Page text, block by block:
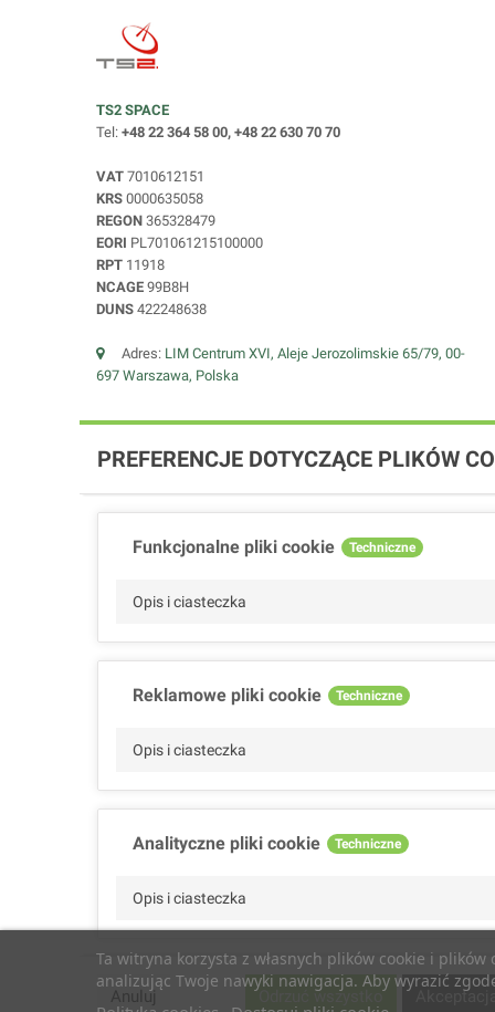
TS2 SPACE
Tel: +48 22 364 58 00, +48 22 630 70 70
VAT 7010612151
KRS 0000635058
REGON 365328479
EORI PL701061215100000
RPT 11918
NCAGE 99B8H
DUNS 422248638
Adres: LIM Centrum XVI, Aleje Jerozolimskie 65/79, 00-
697 Warszawa, Polska
Ta witryna korzysta z własnych plików cookie i
analizując Twoje nawyki nawigacja. Aby wyrazić
PREFERENCJE DOTYCZĄCE PLIKÓW
Funkcjonalne pliki cookie Techniczne
Opis i ciasteczka
Reklamowe pliki cookie Techniczne
Opis i ciasteczka
Analityczne pliki cookie Techniczne
Opis i ciasteczka
Wydajnościowe pliki cookie Techniczne
Anuluj Odrzuć wszystko